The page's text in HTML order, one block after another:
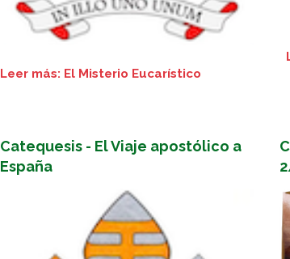
Leer más: El Misterio Eucarístico
Catequesis - El Viaje apostólico a
España